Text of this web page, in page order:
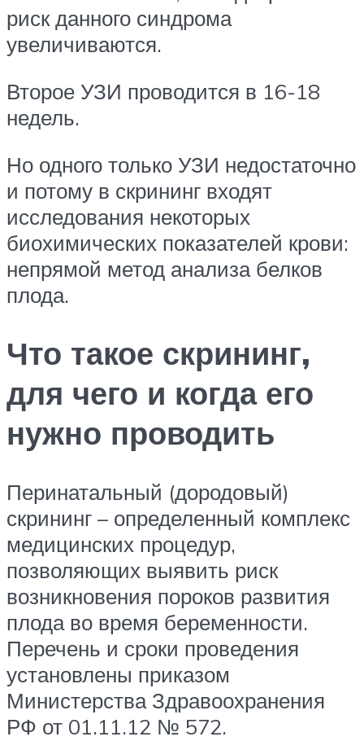
риск данного синдрома
увеличиваются.
Второе УЗИ проводится в 16-18
недель.
Но одного только УЗИ недостаточно
и потому в скрининг входят
исследования некоторых
биохимических показателей крови:
непрямой метод анализа белков
плода.
Что такое скрининг,
для чего и когда его
нужно проводить
Перинатальный (дородовый)
скрининг – определенный комплекс
медицинских процедур,
позволяющих выявить риск
возникновения пороков развития
плода во время беременности.
Перечень и сроки проведения
установлены приказом
Министерства Здравоохранения
РФ от 01.11.12 № 572.